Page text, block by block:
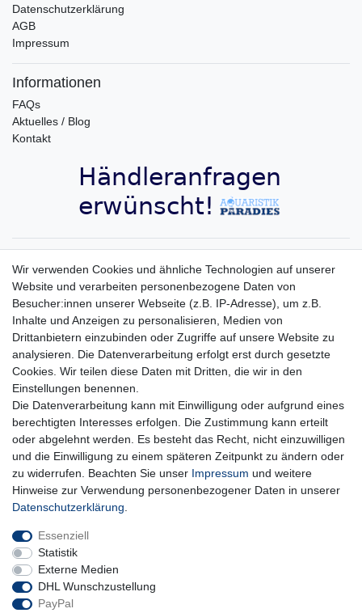
Datenschutzerklärung
AGB
Impressum
Informationen
FAQs
Aktuelles / Blog
Kontakt
Aquaristik-Paradies Newsletter
E-MAIL **
Newsletter
Honig
Hiermit bestätige ich, dass ich dieDaten­schutz­erklärunggelesen habe. Meine
Einwilligung kann ich jederzeit widerrufen.**
** Hierbei handelt es sich um ein Pflichtfeld.
Impressum Daten­schutz­erklärung AGB
Wir verwenden Cookies und ähnliche Technologien auf unserer
Website und verarbeiten personenbezogene Daten von
Besucher:innen unserer Webseite (z.B. IP-Adresse), um z.B.
Inhalte und Anzeigen zu personalisieren, Medien von
Drittanbietern einzubinden oder Zugriffe auf unsere Website zu
analysieren. Die Datenverarbeitung erfolgt erst durch gesetzte
Cookies. Wir teilen diese Daten mit Dritten, die wir in den
Einstellungen benennen.
Die Datenverarbeitung kann mit Einwilligung oder aufgrund eines
berechtigten Interesses erfolgen. Die Zustimmung kann erteilt
oder abgelehnt werden. Es besteht das Recht, nicht einzuwilligen
und die Einwilligung zu einem späteren Zeitpunkt zu ändern oder
zu widerrufen. Beachten Sie unser Impressum und weitere
Hinweise zur Verwendung personenbezogener Daten in unserer
Daten­schutz­erklärung
Essenziell
Statistik
Externe Medien
DHL Wunschzustellung
PayPal